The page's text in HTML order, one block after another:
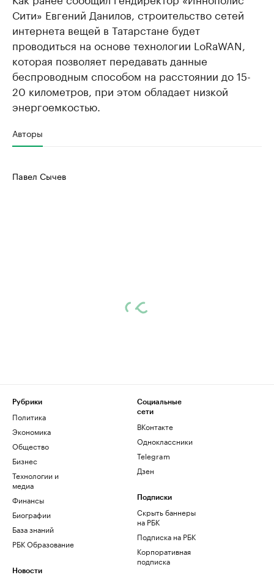
Сити» Евгений Данилов, строительство сетей
интернета вещей в Татарстане будет
проводиться на основе технологии LoRaWAN,
которая позволяет передавать данные
беспроводным способом на расстоянии до 15-
20 километров, при этом обладает низкой
энергоемкостью.
Авторы
Павел Сычев
Рубрики
Политика
Экономика
Общество
Бизнес
Технологии и
медиа
Финансы
Биографии
База знаний
РБК Образование
Новости
Социальные
сети
ВКонтакте
Одноклассники
Telegram
Дзен
Подписки
Скрыть баннеры
на РБК
Подписка на РБК
Корпоративная
подписка